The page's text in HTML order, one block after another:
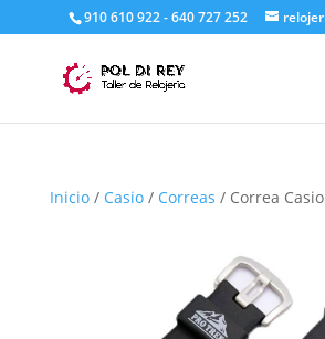
910 610 922 - 640 727 252
Inicio/ Casio/ Correas / Correa